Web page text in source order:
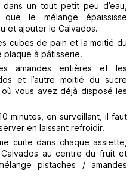
un tout petit peu d’eau,
le mélange épaississe
et ajouter le Calvados.
cubes de pain et la moitié du
plaque à pâtisserie.
amandes entières et les
et l’autre moitié du sucre
vous avez déjà disposé les
minutes, en surveillant, il faut
en laissant refroidir.
cuite dans chaque assiette,
au centre du fruit et
pistaches / amandes